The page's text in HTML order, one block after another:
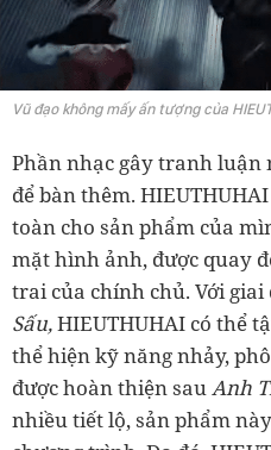
Vũ đạo không mấy ấn tượng của
Phần nhạc gây tranh luận
để bàn thêm.
toàn cho sản phẩm của
mặt hình ảnh, được quay
trai của chính chủ. Với
Sấu,HIEUTHUHAI có thể
thể hiện kỹ năng nhảy,
được hoàn thiện sauAnh
nhiều tiết lộ, sản phẩm